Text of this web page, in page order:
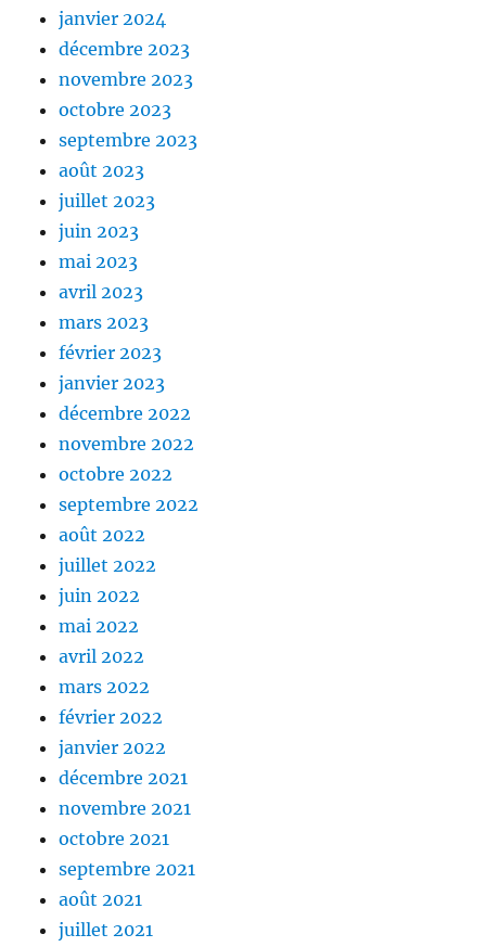
janvier 2024
décembre 2023
novembre 2023
octobre 2023
septembre 2023
août 2023
juillet 2023
juin 2023
mai 2023
avril 2023
mars 2023
février 2023
janvier 2023
décembre 2022
novembre 2022
octobre 2022
septembre 2022
août 2022
juillet 2022
juin 2022
mai 2022
avril 2022
mars 2022
février 2022
janvier 2022
décembre 2021
novembre 2021
octobre 2021
septembre 2021
août 2021
juillet 2021